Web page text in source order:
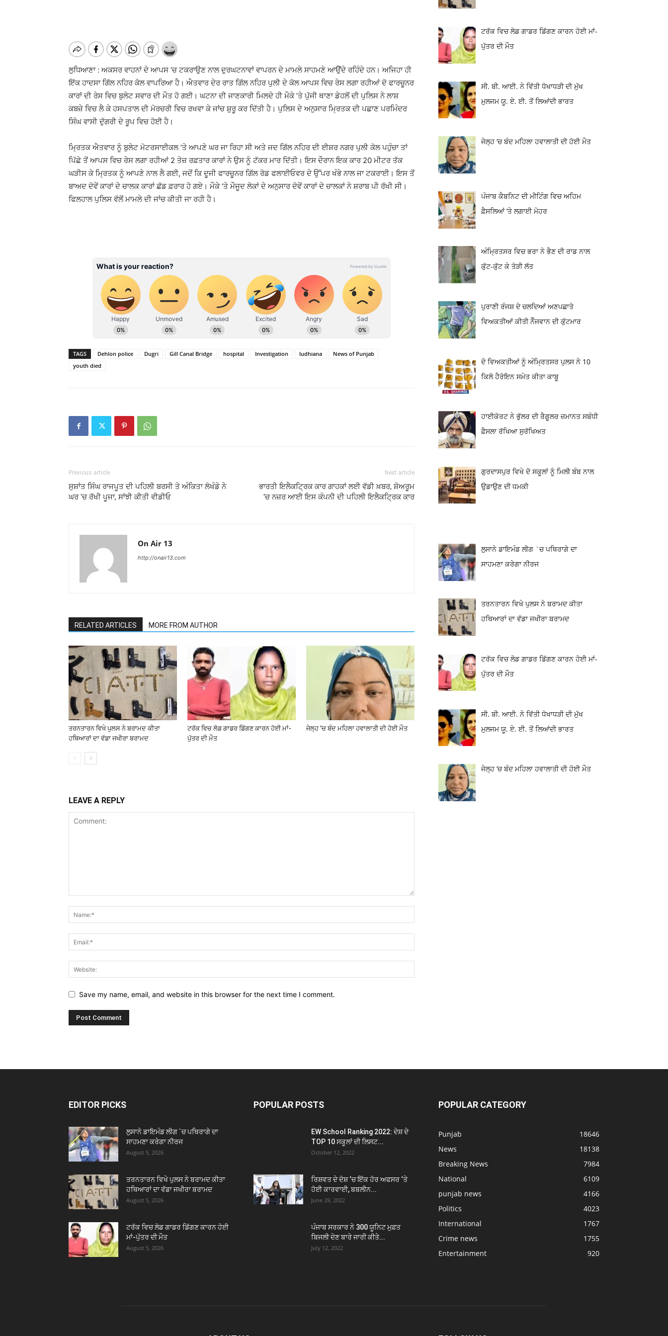
ਲੁਧਿਆਣਾ : ਅਕਸਰ ਵਾਹਨਾਂ ਦੇ ਆਪਸ ‘ਚ ਟਕਰਾਉਣ ਨਾਲ ਦੁਰਘਟਨਾਵਾਂ ਵਾਪਰਨ ਦੇ ਮਾਮਲੇ ਸਾਹਮਣੇ ਆੳੇੁਂਦੇ ਰਹਿੰਦੇ ਹਨ। ਅਜਿਹਾ ਹੀ
ਇੱਕ ਹਾਦਸਾ ਗਿੱਲ ਨਹਿਰ ਕੋਲ ਵਾਪਰਿਆ ਹੈ। ਐਤਵਾਰ ਦੇਰ ਰਾਤ ਗਿੱਲ ਨਹਿਰ ਪੁਲੀ ਦੇ ਕੋਲ ਆਪਸ ਵਿਚ ਰੇਸ ਲਗਾ ਰਹੀਆਂ ਦੋ ਫਾਰਚੂਨਰ
ਕਾਰਾਂ ਦੀ ਰੇਸ ਵਿਚ ਬੁਲੇਟ ਸਵਾਰ ਦੀ ਮੌਤ ਹੋ ਗਈ। ਘਟਨਾ ਦੀ ਜਾਣਕਾਰੀ ਮਿਲਦੇ ਹੀ ਮੌਕੇ ’ਤੇ ਪੁੱਜੀ ਥਾਣਾ ਡੇਹਲੋਂ ਦੀ ਪੁਲਿਸ ਨੇ ਲਾਸ਼
ਕਬਜ਼ੇ ਵਿਚ ਲੈ ਕੇ ਹਸਪਤਾਲ ਦੀ ਮੋਰਚਰੀ ਵਿਚ ਰਖਵਾ ਕੇ ਜਾਂਚ ਸ਼ੁਰੂ ਕਰ ਦਿੱਤੀ ਹੈ। ਪੁਲਿਸ ਦੇ ਅਨੁਸਾਰ ਮ੍ਰਿਤਕ ਦੀ ਪਛਾਣ ਪਰਮਿੰਦਰ
ਸਿੰਘ ਵਾਸੀ ਦੁੱਗਰੀ ਦੇ ਰੂਪ ਵਿਚ ਹੋਈ ਹੈ।
ਮ੍ਰਿਤਕ ਐਤਵਾਰ ਨੂੰ ਬੁਲੇਟ ਮੋਟਰਸਾਈਕਲ ’ਤੇ ਆਪਣੇ ਘਰ ਜਾ ਰਿਹਾ ਸੀ ਅਤੇ ਜਦ ਗਿੱਲ ਨਹਿਰ ਦੀ ਈਸ਼ਰ ਨਗਰ ਪੁਲੀ ਕੋਲ ਪਹੁੰਚਾ ਤਾਂ
ਪਿੱਛੇ ਤੋਂ ਆਪਸ ਵਿਚ ਰੇਸ ਲਗਾ ਰਹੀਆਂ 2 ਤੇਜ਼ ਰਫ਼ਤਾਰ ਕਾਰਾਂ ਨੇ ਉਸ ਨੂੰ ਟੱਕਰ ਮਾਰ ਦਿੱਤੀ। ਇਸ ਦੌਰਾਨ ਇਕ ਕਾਰ 20 ਮੀਟਰ ਤੱਕ
ਘੜੀਸ ਕੇ ਮ੍ਰਿਤਕ ਨੂੰ ਆਪਣੇ ਨਾਲ ਲੈ ਗਈ, ਜਦੋਂ ਕਿ ਦੂਜੀ ਫਾਰਚੂਨਰ ਗਿੱਲ ਰੋਡ ਫਲਾਈਓਵਰ ਦੇ ਉੱਪਰ ਖੰਭੇ ਨਾਲ ਜਾ ਟਕਰਾਈ। ਇਸ ਤੋਂ
ਬਾਅਦ ਦੋਵੇਂ ਕਾਰਾਂ ਦੇ ਚਾਲਕ ਕਾਰਾਂ ਛੱਡ ਫ਼ਰਾਰ ਹੋ ਗਏ। ਮੌਕੇ ’ਤੇ ਮੌਜੂਦ ਲੋਕਾਂ ਦੇ ਅਨੁਸਾਰ ਦੋਵੇਂ ਕਾਰਾਂ ਦੇ ਚਾਲਕਾਂ ਨੇ ਸ਼ਰਾਬ ਪੀ ਰੱਖੀ ਸੀ।
ਫਿਲਹਾਲ ਪੁਲਿਸ ਵੱਲੋਂ ਮਾਮਲੇ ਦੀ ਜਾਂਚ ਕੀਤੀ ਜਾ ਰਹੀ ਹੈ।
TAGS Dehlon police Dugri Gill Canal Bridge hospital Investigation ludhiana
News of Punjab
youth died
Previous article
ਸੁਸ਼ਾਂਤ ਸਿੰਘ ਰਾਜਪੂਤ ਦੀ ਪਹਿਲੀ ਬਰਸੀ ਤੇ ਅੰਕਿਤਾ ਲੋਖੰਡੇ ਨੇ
ਘਰ ‘ਚ ਰੱਖੀ ਪੂਜਾ, ਸਾਂਝੀ ਕੀਤੀ ਵੀਡੀਓ
Next article
ਭਾਰਤੀ ਇਲੈਕਟ੍ਰਿਕ ਕਾਰ ਗਾਹਕਾਂ ਲਈ ਵੱਡੀ ਖ਼ਬਰ, ਸ਼ੋਅਰੂਮ
‘ਚ ਨਜ਼ਰ ਆਈ ਇਸ ਕੰਪਨੀ ਦੀ ਪਹਿਲੀ ਇਲੈਕਟ੍ਰਿਕ ਕਾਰ
On Air 13
http://onair13.com
RELATED ARTICLES MORE FROM AUTHOR
ਤਰਨਤਾਰਨ ਵਿਖੇ ਪੁਲਸ ਨੇ ਬਰਾਮਦ ਕੀਤਾ
ਹਥਿਆਰਾਂ ਦਾ ਵੱਡਾ ਜਖੀਰਾ ਬਰਾਮਦ
ਟਰੱਕ ਵਿਚ ਲੋਡ ਗਾਡਰ ਡਿੱਗਣ ਕਾਰਨ ਹੋਈ ਮਾਂ-
ਪੁੱਤਰ ਦੀ ਮੌਤ
ਜੇਲ੍ਹ ’ਚ ਬੰਦ ਮਹਿਲਾ ਹਵਾਲਾਤੀ ਦੀ ਹੋਈ ਮੌਤ
LEAVE A REPLY
Save my name, email, and website in this browser for the next time I comment.
ਟਰੱਕ ਵਿਚ ਲੋਡ ਗਾਡਰ ਡਿੱਗਣ ਕਾਰਨ ਹੋਈ ਮਾਂ-
ਪੁੱਤਰ ਦੀ ਮੌਤ
ਸੀ. ਬੀ. ਆਈ. ਨੇ ਵਿੱਤੀ ਧੋਖਾਧੜੀ ਦੀ ਮੁੱਖ
ਮੁਲਜਮ ਯੂ. ਏ. ਈ. ਤੋਂ ਲਿਆਂਦੀ ਭਾਰਤ
ਜੇਲ੍ਹ ’ਚ ਬੰਦ ਮਹਿਲਾ ਹਵਾਲਾਤੀ ਦੀ ਹੋਈ ਮੌਤ
ਪੰਜਾਬ ਕੈਬਨਿਟ ਦੀ ਮੀਟਿੰਗ ਵਿਚ ਅਹਿਮ
ਫ਼ੈਸਲਿਆਂ ‘ਤੇ ਲਗਾਈ ਮੋਹਰ
ਅੰਮ੍ਰਿਤਸਰ ਵਿਚ ਭਰਾ ਨੇ ਭੈਣ ਦੀ ਰਾਡ ਨਾਲ
ਕੁੱਟ-ਕੁੱਟ ਕੇ ਤੋੜੀ ਲੱਤ
ਪੁਰਾਣੀ ਰੰਜਸ਼ ਦੇ ਚਲਦਿਆਂ ਅਣਪਛਾਤੇ
ਵਿਅਕਤੀਆਂ ਕੀਤੀ ਨੌੌਜਵਾਨ ਦੀ ਕੁੱਟਮਾਰ
ਦੋ ਵਿਅਕਤੀਆਂ ਨੂੰ ਅੰਮ੍ਰਿਤਸਰ ਪੁਲਸ ਨੇ 10
ਕਿਲੋ ਹੈਰੋਇਨ ਸਮੇਤ ਕੀਤਾ ਕਾਬੂ
ਹਾਈਕੋਰਟ ਨੇ ਭੁੱਲਰ ਦੀ ਰੈਗੂਲਰ ਜ਼ਮਾਨਤ ਸਬੰਧੀ
ਫ਼ੈਸਲਾ ਰੱਖਿਆ ਸੁਰੱਖਿਅਤ
ਗੁਰਦਾਸਪੁਰ ਵਿਖੇ ਦੋ ਸਕੂਲਾਂ ਨੂੰ ਮਿਲੀ ਬੰਬ ਨਾਲ
ਉਡਾਉਣ ਦੀ ਧਮਕੀ
ਲੁਸਾਨੇ ਡਾਇਮੰਡ ਲੀਗ `ਚ ਪਥਿਰਾਗੇ ਦਾ
ਸਾਹਮਣਾ ਕਰੇਗਾ ਨੀਰਜ
ਤਰਨਤਾਰਨ ਵਿਖੇ ਪੁਲਸ ਨੇ ਬਰਾਮਦ ਕੀਤਾ
ਹਥਿਆਰਾਂ ਦਾ ਵੱਡਾ ਜਖੀਰਾ ਬਰਾਮਦ
ਟਰੱਕ ਵਿਚ ਲੋਡ ਗਾਡਰ ਡਿੱਗਣ ਕਾਰਨ ਹੋਈ ਮਾਂ-
ਪੁੱਤਰ ਦੀ ਮੌਤ
ਸੀ. ਬੀ. ਆਈ. ਨੇ ਵਿੱਤੀ ਧੋਖਾਧੜੀ ਦੀ ਮੁੱਖ
ਮੁਲਜਮ ਯੂ. ਏ. ਈ. ਤੋਂ ਲਿਆਂਦੀ ਭਾਰਤ
ਜੇਲ੍ਹ ’ਚ ਬੰਦ ਮਹਿਲਾ ਹਵਾਲਾਤੀ ਦੀ ਹੋਈ ਮੌਤ
EDITOR PICKS
ਲੁਸਾਨੇ ਡਾਇਮੰਡ ਲੀਗ `ਚ ਪਥਿਰਾਗੇ ਦਾ
ਸਾਹਮਣਾ ਕਰੇਗਾ ਨੀਰਜ
August 5, 2026
ਤਰਨਤਾਰਨ ਵਿਖੇ ਪੁਲਸ ਨੇ ਬਰਾਮਦ ਕੀਤਾ
ਹਥਿਆਰਾਂ ਦਾ ਵੱਡਾ ਜਖੀਰਾ ਬਰਾਮਦ
August 5, 2026
ਟਰੱਕ ਵਿਚ ਲੋਡ ਗਾਡਰ ਡਿੱਗਣ ਕਾਰਨ ਹੋਈ
ਮਾਂ-ਪੁੱਤਰ ਦੀ ਮੌਤ
August 5, 2026
POPULAR POSTS
EW School Ranking 2022: ਦੇਸ਼ ਦੇ
TOP 10 ਸਕੂਲਾਂ ਦੀ ਲਿਸਟ...
October 12, 2022
ਰਿਸ਼ਵਤ ਦੇ ਦੋਸ਼ ‘ਚ ਇੱਕ ਹੋਰ ਅਫਸਰ ‘ਤੇ
ਹੋਈ ਕਾਰਵਾਈ, ਬਬਲੀਨ...
June 29, 2022
ਪੰਜਾਬ ਸਰਕਾਰ ਨੇ 300 ਯੂਨਿਟ ਮੁਫ਼ਤ
ਬਿਜਲੀ ਦੇਣ ਬਾਰੇ ਜਾਰੀ ਕੀਤੇ...
July 12, 2022
POPULAR CATEGORY
Punjab
18646
News
18138
Breaking News
7984
National
6109
punjab news
4166
Politics
4023
International
1767
Crime news
1755
Entertainment
920